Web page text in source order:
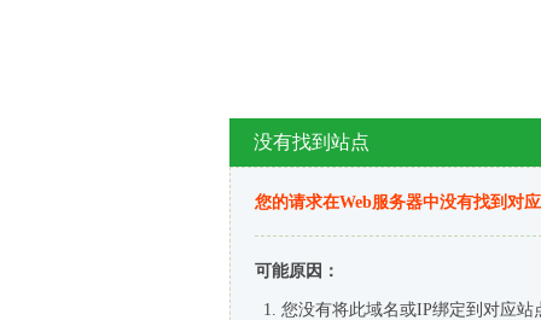
没有找到站点
您的请求在Web服务器中没有找到对
可能原因：
您没有将此域名或IP绑定到对应站